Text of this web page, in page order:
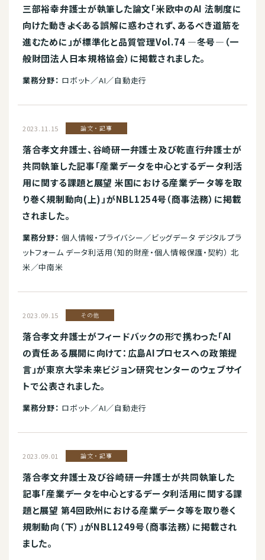
三部裕幸弁護士が執筆した論文「米欧中のAI 法制度に
向けた動き――よくある誤解に惑わされず、あるべき道筋を
進むために」が標準化と品質管理Vol.74 ―冬号―（一
般財団法人日本規格協会）に掲載されました。
業務分野： ロボット／AI／自動走行
2023.11.15 論文・記事
落合孝文弁護士、谷崎研一弁護士及び乾直行弁護士が
共同執筆した記事「産業データを中心とするデータ利活
用に関する課題と展望 米国における産業データ等を取
り巻く規制動向(上)」がNBL1254号（商事法務）に掲載
されました。
業務分野： 個人情報・プライバシー／ビッグデータ デジタルプラ
ットフォーム データ利活用（知的財産・個人情報保護・契約） 北
米／中南米
2023.09.15 その他
落合孝文弁護士がフィードバックの形で携わった「AI
の責任ある展開に向けて：広島AIプロセスへの政策提
言」が東京大学未来ビジョン研究センターのウェブサイ
トで公表されました。
業務分野： ロボット／AI／自動走行
2023.09.01 論文・記事
落合孝文弁護士及び谷崎研一弁護士が共同執筆した
記事「産業データを中心とするデータ利活用に関する課
題と展望 第4回欧州における産業データ等を取り巻く
規制動向（下）」がNBL1249号（商事法務）に掲載され
ました。